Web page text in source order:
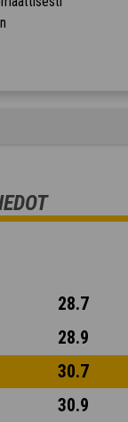
28.7
28.9
30.7
30.9